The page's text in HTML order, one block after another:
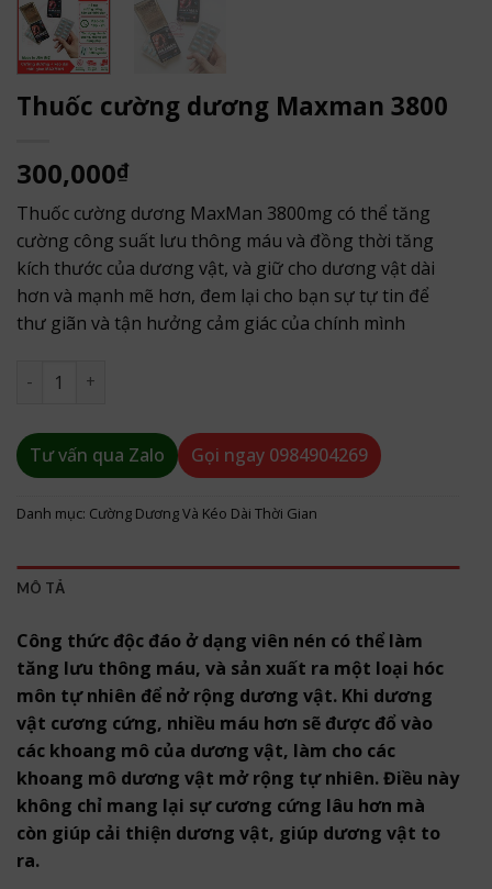
Thuốc cường dương Maxman 3800
300,000₫
Thuốc cường dương MaxMan 3800mg có thể tăng
cường công suất lưu thông máu và đồng thời tăng
kích thước của dương vật, và giữ cho dương vật dài
hơn và mạnh mẽ hơn, đem lại cho bạn sự tự tin để
thư giãn và tận hưởng cảm giác của chính mình
Thuốc cường dương Maxman 3800 số lượng
Tư vấn qua Zalo Gọi ngay 0984904269
Danh mục: Cường Dương Và Kéo Dài Thời Gian
MÔ TẢ
Công thức độc đáo ở dạng viên nén có thể làm
tăng lưu thông máu, và sản xuất ra một loại hóc
môn tự nhiên để nở rộng dương vật. Khi dương
vật cương cứng, nhiều máu hơn sẽ được đổ vào
các khoang mô của dương vật, làm cho các
khoang mô dương vật mở rộng tự nhiên. Điều này
không chỉ mang lại sự cương cứng lâu hơn mà
còn giúp cải thiện dương vật, giúp dương vật to
ra.